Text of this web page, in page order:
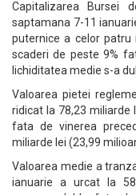
Capitalizarea Bursei
saptamana 7-11
puternice a celor patru
scaderi de peste 9%
lichiditatea medie s-a
Valoarea pietei
ridicat la 78,23 miliarde
fata de vinerea
miliarde lei (23,99
Valoarea medie a
ianuarie a urcat la